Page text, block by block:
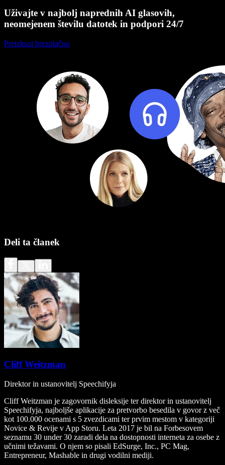
Uživajte v najbolj naprednih AI glasovih,
neomejenem številu datotek in podpori 24/7
Preizkusi brezplačno
Deli ta članek
Cliff Weitzman
Direktor in ustanovitelj Speechifyja
Cliff Weitzman je zagovornik disleksije ter direktor in ustanovitelj
Speechifyja, najboljše aplikacije za pretvorbo besedila v govor z več
kot 100.000 ocenami s 5 zvezdicami ter prvim mestom v kategoriji
Novice & Revije v App Storu. Leta 2017 je bil na Forbesovem
seznamu 30 under 30 zaradi dela na dostopnosti interneta za osebe z
učnimi težavami. O njem so pisali EdSurge, Inc., PC Mag,
Entrepreneur, Mashable in drugi vodilni mediji.